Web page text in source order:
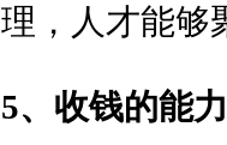
理，人才能够
5、收钱的能力